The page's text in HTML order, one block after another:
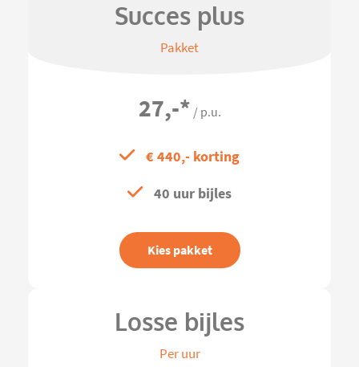
Succes plus
Pakket
27,-* / p.u.
€ 440,- korting
40 uur bijles
Kies pakket
Losse bijles
Per uur